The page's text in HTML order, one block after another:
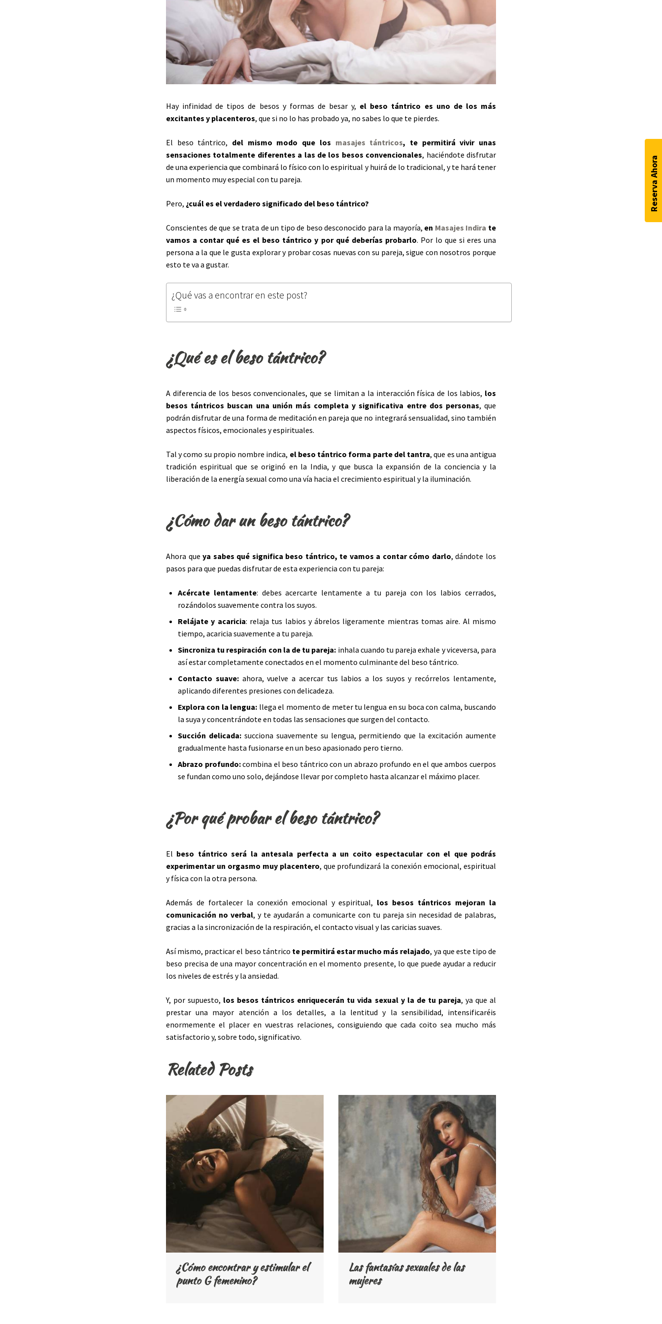
Hay infinidad de tipos de besos y formas de besar y, el beso tántrico es uno de los más
excitantes y placenteros, que si no lo has probado ya, no sabes lo que te pierdes.
El beso tántrico, del mismo modo que los masajes tántricos, te permitirá vivir unas
sensaciones totalmente diferentes a las de los besos convencionales, haciéndote disfrutar
de una experiencia que combinará lo físico con lo espiritual y huirá de lo tradicional, y te hará tener
un momento muy especial con tu pareja.
Pero, ¿cuál es el verdadero significado del beso tántrico?
Conscientes de que se trata de un tipo de beso desconocido para la mayoría, en Masajes Indira te
vamos a contar qué es el beso tántrico y por qué deberías probarlo. Por lo que si eres una
persona a la que le gusta explorar y probar cosas nuevas con su pareja, sigue con nosotros porque
esto te va a gustar.
¿Qué vas a encontrar en este post?
¿Qué es el beso tántrico?
A diferencia de los besos convencionales, que se limitan a la interacción física de los labios, los
besos tántricos buscan una unión más completa y significativa entre dos personas, que
podrán disfrutar de una forma de meditación en pareja que no integrará sensualidad, sino también
aspectos físicos, emocionales y espirituales.
Tal y como su propio nombre indica, el beso tántrico forma parte del tantra, que es una antigua
tradición espiritual que se originó en la India, y que busca la expansión de la conciencia y la
liberación de la energía sexual como una vía hacia el crecimiento espiritual y la iluminación.
¿Cómo dar un beso tántrico?
Ahora queya sabes qué significa beso tántrico, te vamos a contar cómo darlo, dándote los
pasos para que puedas disfrutar de esta experiencia con tu pareja:
Acércate lentamente: debes acercarte lentamente a tu pareja con los labios cerrados,
rozándolos suavemente contra los suyos.
Relájate y acaricia: relaja tus labios y ábrelos ligeramente mientras tomas aire. Al mismo
tiempo, acaricia suavemente a tu pareja.
Sincroniza tu respiración con la de tu pareja: inhala cuando tu pareja exhale y viceversa, para
así estar completamente conectados en el momento culminante del beso tántrico.
Contacto suave: ahora, vuelve a acercar tus labios a los suyos y recórrelos lentamente,
aplicando diferentes presiones con delicadeza.
Explora con la lengua: llega el momento de meter tu lengua en su boca con calma, buscando
la suya y concentrándote en todas las sensaciones que surgen del contacto.
Succión delicada:succiona suavemente su lengua, permitiendo que la excitación aumente
gradualmente hasta fusionarse en un beso apasionado pero tierno.
Abrazo profundo:combina el beso tántrico con un abrazo profundo en el que ambos cuerpos
se fundan como uno solo, dejándose llevar por completo hasta alcanzar el máximo placer.
¿Por qué probar el beso tántrico?
El beso tántrico será la antesala perfecta a un coito espectacular con el que podrás
experimentar un orgasmo muy placentero, que profundizará la conexión emocional, espiritual
y física con la otra persona.
Además de fortalecer la conexión emocional y espiritual, los besos tántricos mejoran la
comunicación no verbal, y te ayudarán a comunicarte con tu pareja sin necesidad de palabras,
gracias a la sincronización de la respiración, el contacto visual y las caricias suaves.
Así mismo, practicar el beso tántrico te permitirá estar mucho más relajado, ya que este tipo de
beso precisa de una mayor concentración en el momento presente, lo que puede ayudar a reducir
los niveles de estrés y la ansiedad.
Y, por supuesto, los besos tántricos enriquecerán tu vida sexual y la de tu pareja, ya que al
prestar una mayor atención a los detalles, a la lentitud y la sensibilidad, intensificaréis
enormemente el placer en vuestras relaciones, consiguiendo que cada coito sea mucho más
satisfactorio y, sobre todo, significativo.
Related Posts
¿Cómo encontrar y estimular el
punto G femenino?
Las fantasías sexuales de las
mujeres
Reserva Ahora